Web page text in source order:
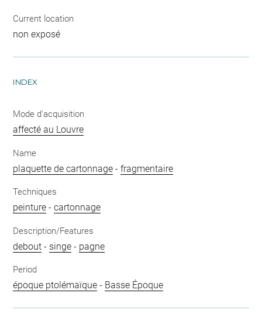
Current location
non exposé
INDEX
Mode d'acquisition
affecté au Louvre
Name
plaquette de cartonnage -fragmentaire
Techniques
peinture -cartonnage
Description/Features
debout - singe - pagne
Period
époque ptolémaïque - Basse Époque